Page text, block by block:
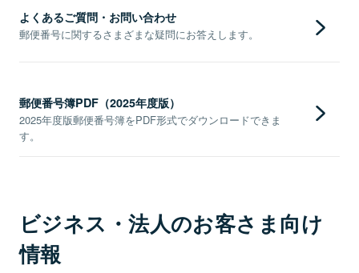
よくあるご質問・お問い合わせ
郵便番号に関するさまざまな疑問にお答えします。
郵便番号簿PDF（2025年度版）
2025年度版郵便番号簿をPDF形式でダウンロードできま
す。
ビジネス・法人のお客さま向け
情報